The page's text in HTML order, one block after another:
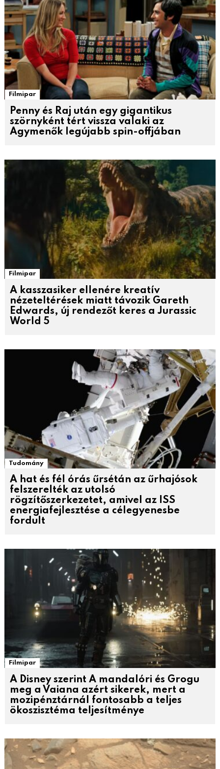
Filmipar
Penny és Raj után egy gigantikus
szörnyként tért vissza valaki az
Agymenők legújabb spin-offjában
Filmipar
A kasszasiker ellenére kreatív
nézeteltérések miatt távozik Gareth
Edwards, új rendezőt keres a Jurassic
World 5
Tudomány
A hat és fél órás űrsétán az űrhajósok
felszerelték az utolsó
rögzítőszerkezetet, amivel az ISS
energiafejlesztése a célegyenesbe
fordult
Filmipar
A Disney szerint A mandalóri és Grogu
meg a Vaiana azért sikerek, mert a
mozipénztárnál fontosabb a teljes
ökoszisztéma teljesítménye